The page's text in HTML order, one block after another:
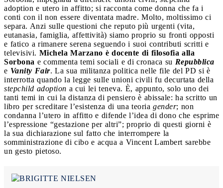
adoption e utero in affitto; si racconta come donna che fa i
conti con il non essere diventata madre. Molto, moltissimo ci
separa. Anzi sulle questioni che reputo più urgenti (vita,
eutanasia, famiglia, affettività) siamo proprio su fronti opposti
e fatico a rimanere serena seguendo i suoi contributi scritti e
televisivi. Michela Marzano è docente di filosofia alla
Sorbona e commenta temi sociali e di cronaca su Repubblica
e Vanity Fair. La sua militanza politica nelle file del PD si è
interrotta quando la legge sulle unioni civili fu decurtata della
stepchild adoption a cui lei teneva. È, appunto, solo uno dei
tanti temi in cui la distanza di pensiero è abissale: ha scritto un
libro per screditare l’esistenza di una teoria gender; non
condanna l’utero in affitto e difende l’idea di dono che esprime
l’espressione “gestazione per altri”; proprio di questi giorni è
la sua dichiarazione sul fatto che interrompere la
somministrazione di cibo e acqua a Vincent Lambert sarebbe
un gesto pietoso.